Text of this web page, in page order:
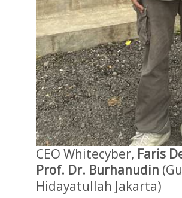
CEO Whitecyber, Faris
Prof. Dr. Burhanudin
Hidayatullah Jakarta)